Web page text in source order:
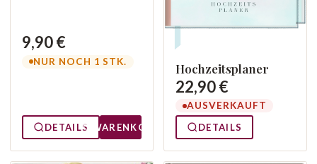
9,90 €
NUR NOCH 1 STK.
DETAILS WARENKORB
Hochzeitsplaner
22,90 €
AUSVERKAUFT
DETAILS